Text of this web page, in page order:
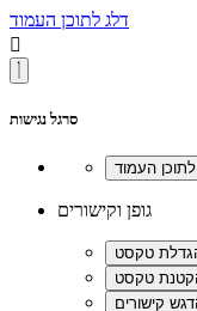
דלג לתוכן העמוד

סרגל נגישות
גופן וקישורים